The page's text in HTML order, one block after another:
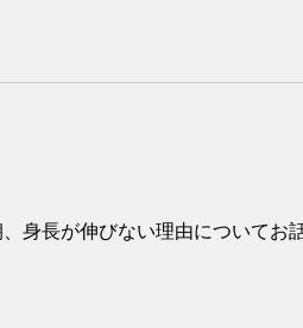
身長が伸びない理由についてお